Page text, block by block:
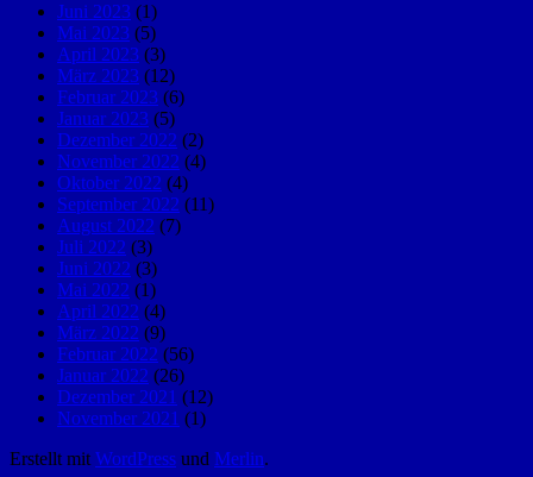
Juni 2023 (1)
Mai 2023 (5)
April 2023 (3)
März 2023 (12)
Februar 2023 (6)
Januar 2023 (5)
Dezember 2022 (2)
November 2022 (4)
Oktober 2022 (4)
September 2022 (11)
August 2022 (7)
Juli 2022 (3)
Juni 2022 (3)
Mai 2022 (1)
April 2022 (4)
März 2022 (9)
Februar 2022 (56)
Januar 2022 (26)
Dezember 2021 (12)
November 2021 (1)
Erstellt mit WordPress und Merlin.